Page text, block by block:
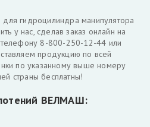
гидроцилиндра манипулятора
у нас, сделав заказ онлайн на
телефону 8-800-250-12-44 или
продукцию по всей
по указанному выше номеру
страны бесплатны!
ВЕЛМАШ: